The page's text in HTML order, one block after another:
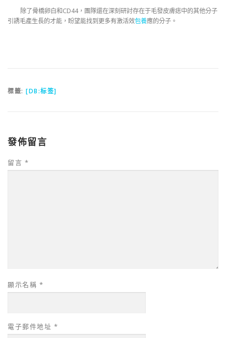
除了骨橋卵白和CD44，團隊還在深刻研討存在于毛發皮膚痣中的其他分子
引誘毛產生長的才能，盼望能找到更多有激活效包養應的分子。
標籤: [DB:标签]
發佈留言
留言 *
顯示名稱 *
電子郵件地址 *